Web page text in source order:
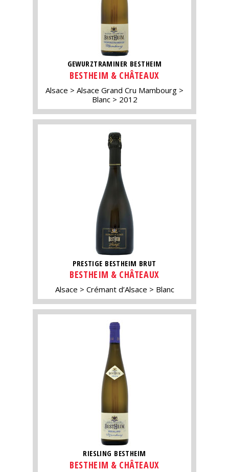
GEWURZTRAMINER BESTHEIM
BESTHEIM & CHÂTEAUX
Alsace
Alsace Grand Cru Mambourg
Blanc
2012
PRESTIGE BESTHEIM BRUT
BESTHEIM & CHÂTEAUX
Alsace Crémant d’Alsace Blanc
RIESLING BESTHEIM
BESTHEIM & CHÂTEAUX